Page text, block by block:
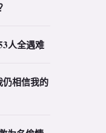
人全遇难
仍相信我的